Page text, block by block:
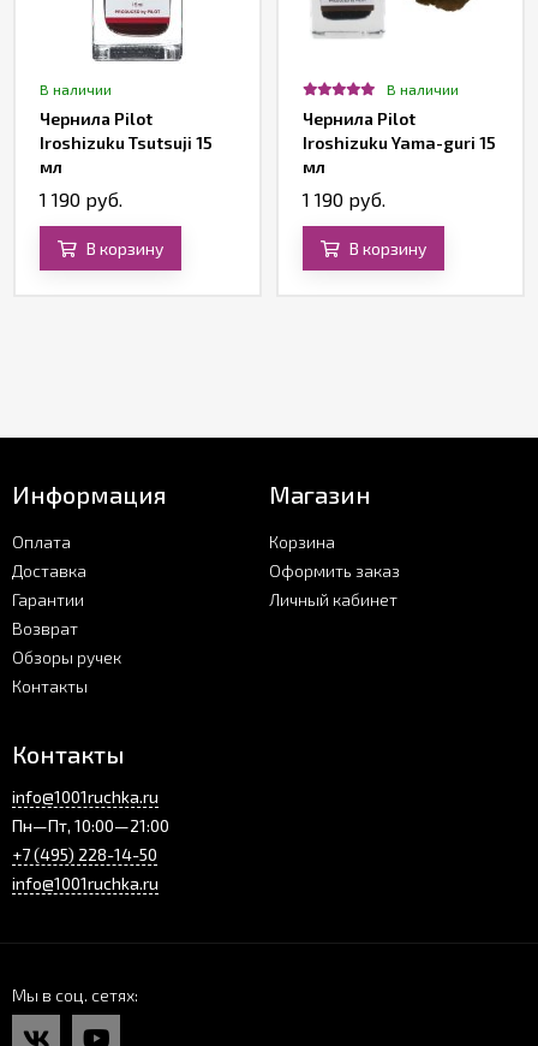
В наличии
Чернила Pilot
Iroshizuku Tsutsuji 15
мл
1 190 руб.
В корзину
В наличии
Чернила Pilot
Iroshizuku Yama-guri 15
мл
1 190 руб.
В корзину
Информация
Оплата
Доставка
Гарантии
Возврат
Обзоры ручек
Контакты
Магазин
Корзина
Оформить заказ
Личный кабинет
Контакты
info@1001ruchka.ru
Пн—Пт, 10:00—21:00
+7 (495) 228-14-50
info@1001ruchka.ru
Мы в соц. сетях